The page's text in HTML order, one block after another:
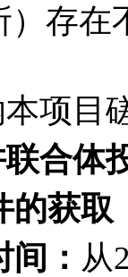
）存
项目
合体
的获取
： 从